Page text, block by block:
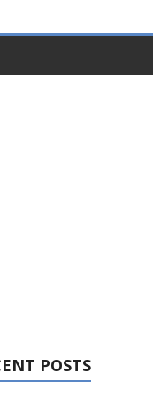
POSTS